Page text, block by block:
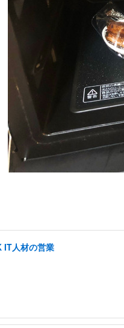
IT人材の営業